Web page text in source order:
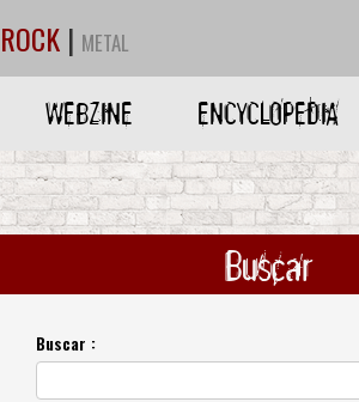
ROCK | METAL
WEBZINE ENCYCLOPEDIA
Buscar
Buscar :